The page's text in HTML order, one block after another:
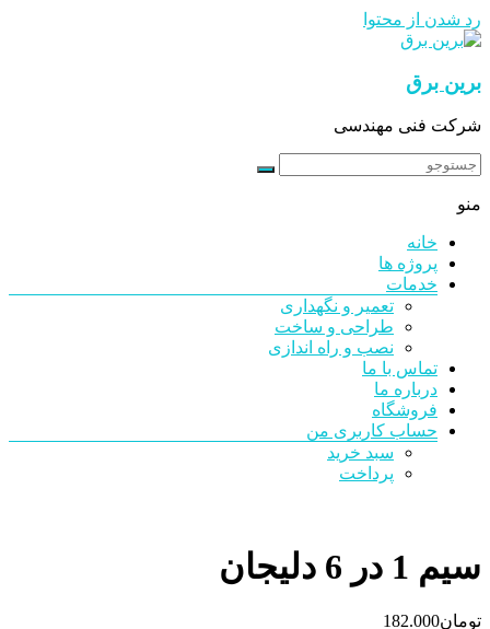
رد شدن از محتوا
برین برق
شرکت فنی مهندسی
منو
خانه
پروژه ها
خدمات
تعمیر و نگهداری
طراحی و ساخت
نصب و راه اندازی
تماس با ما
درباره ما
فروشگاه
حساب کاربری من
سبد خرید
پرداخت
سیم 1 در 6 دلیجان
تومان182.000